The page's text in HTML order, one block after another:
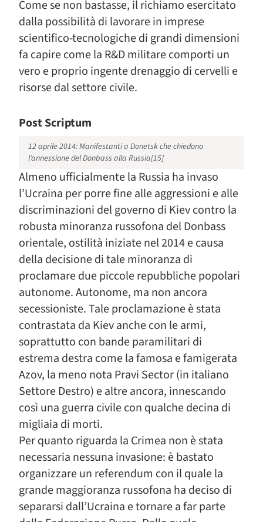
Come se non bastasse, il richiamo esercitato
dalla possibilità di lavorare in imprese
scientifico-tecnologiche di grandi dimensioni
fa capire come la R&D militare comporti un
vero e proprio ingente drenaggio di cervelli e
risorse dal settore civile.
Post Scriptum
12 aprile 2014: Manifestanti a Donetsk che chiedono
l’annessione del Donbass alla Russia[15]
Almeno ufficialmente la Russia ha invaso
l’Ucraina per porre fine alle aggressioni e alle
discriminazioni del governo di Kiev contro la
robusta minoranza russofona del Donbass
orientale, ostilità iniziate nel 2014 e causa
della decisione di tale minoranza di
proclamare due piccole repubbliche popolari
autonome. Autonome, ma non ancora
secessioniste. Tale proclamazione è stata
contrastata da Kiev anche con le armi,
soprattutto con bande paramilitari di
estrema destra come la famosa e famigerata
Azov, la meno nota Pravi Sector (in italiano
Settore Destro) e altre ancora, innescando
così una guerra civile con qualche decina di
migliaia di morti.
Per quanto riguarda la Crimea non è stata
necessaria nessuna invasione: è bastato
organizzare un referendum con il quale la
grande maggioranza russofona ha deciso di
separarsi dall’Ucraina e tornare a far parte